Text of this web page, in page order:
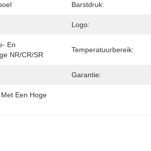
Barstdruk:
Logo:
En
NR/CR/SR
Temperatuurbereik:
Garantie:
Een Hoge